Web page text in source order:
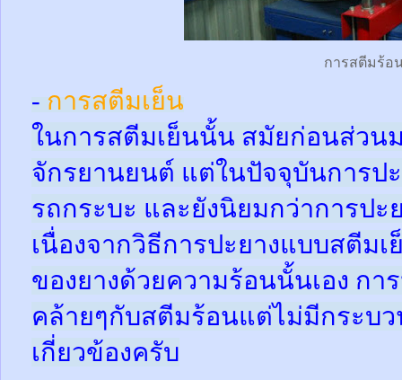
การสตีมร้อ
- การสตีมเย็น
ในการสตีมเย็นนั้น สมัยก่อนส่วน
จักรยานยนต์ แต่ในปัจจุบันการป
รถกระบะ และยังนิยมกว่าการป
เนื่องจากวิธีการปะยางแบบสตีม
ของยางด้วยความร้อนนั้นเอง กา
คล้ายๆกับสตีมร้อนแต่ไม่มีกระบ
เกี่ยวข้องครับ